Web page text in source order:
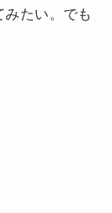
みたい。でも